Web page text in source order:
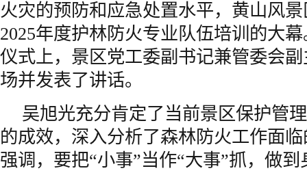
火灾的预防和应急处置水平，黄山风
2025年度护林防火专业队伍培训的大
仪式上，景区党工委副书记兼管委会
场并发表了讲话。
吴旭光充分肯定了当前景区保护管
的成效，深入分析了森林防火工作面
强调，要把“小事”当作“大事”抓，做